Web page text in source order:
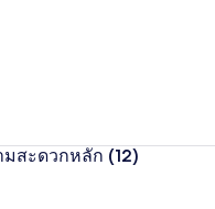
มสะดวกหลัก (12)